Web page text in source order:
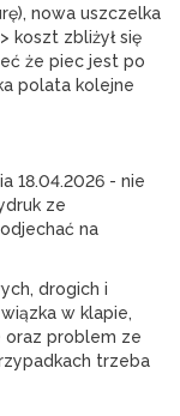
nowa uszczelka
koszt zbliżył się
że piec jest po
polata kolejne
18.04.2026 - nie
ze
na
drogich i
w klapie,
oraz problem ze
trzeba